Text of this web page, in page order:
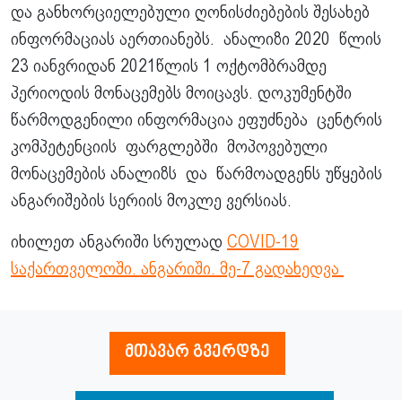
და განხორციელებული ღონისძიებების შესახებ
ინფორმაციას აერთიანებს. ანალიზი 2020 წლის
23 იანვრიდან 2021წლის 1 ოქტომბრამდე
პერიოდის მონაცემებს მოიცავს. დოკუმენტში
წარმოდგენილი ინფორმაცია ეფუძნება ცენტრის
კომპეტენციის ფარგლებში მოპოვებული
მონაცემების ანალიზს და წარმოადგენს უწყების
ანგარიშების სერიის მოკლე ვერსიას.
იხილეთ ანგარიში სრულად COVID-19
საქართველოში. ანგარიში. მე-7 გადახედვა
მთავარ გვერდზე